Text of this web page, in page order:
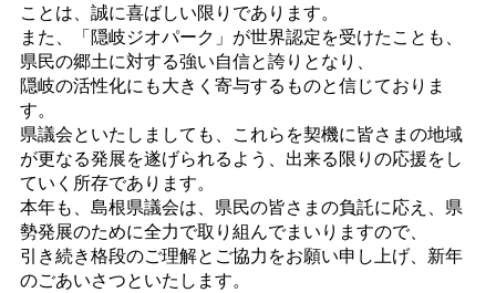
ことは、誠に喜ばしい限りであります。
また、「隠岐ジオパーク」が世界認定を受けたことも、
県民の郷土に対する強い自信と誇りとなり、
隠岐の活性化にも大きく寄与するものと信じておりま
す。
県議会といたしましても、これらを契機に皆さまの地域
が更なる発展を遂げられるよう、出来る限りの応援をし
ていく所存であります。
本年も、島根県議会は、県民の皆さまの負託に応え、県
勢発展のために全力で取り組んでまいりますので、
引き続き格段のご理解とご協力をお願い申し上げ、新年
のごあいさつといたします。